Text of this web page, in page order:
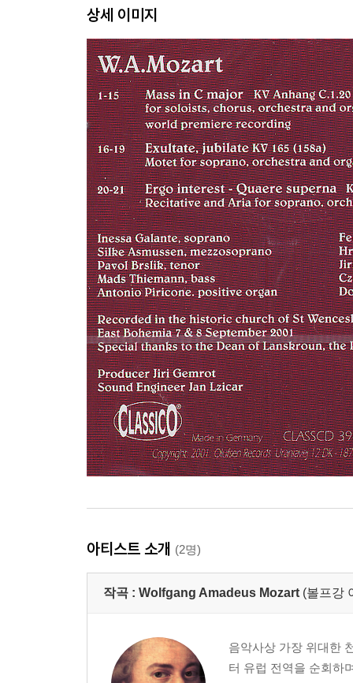
상세 이미지
아티스트 소개 (2명)
작곡 : Wolfgang Amadeus Mozart (볼프강
음악사상 가장 위대한
터 유럽 전역을 순회하